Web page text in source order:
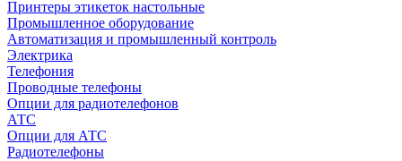
Принтеры этикеток настольные
Промышленное оборудование
Автоматизация и промышленный контроль
Электрика
Телефония
Проводные телефоны
Опции для радиотелефонов
АТС
Опции для АТС
Радиотелефоны